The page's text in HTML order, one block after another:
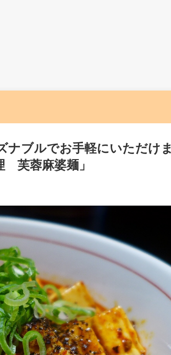
ナブルでお手軽にいただけま
芙蓉麻婆麺」